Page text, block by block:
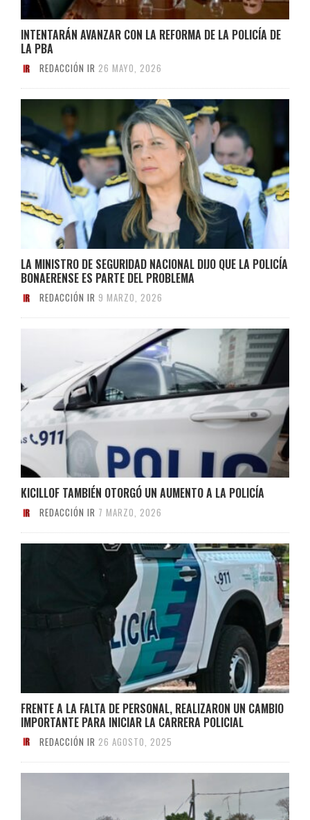
INTENTARÁN AVANZAR CON LA REFORMA DE LA POLICÍA DE
LA PBA
REDACCIÓN IR 26 MAYO, 2026
LA MINISTRO DE SEGURIDAD NACIONAL DIJO QUE LA POLICÍA
BONAERENSE ES PARTE DEL PROBLEMA
REDACCIÓN IR 9 MARZO, 2026
KICILLOF TAMBIÉN OTORGÓ UN AUMENTO A LA POLICÍA
REDACCIÓN IR 7 MARZO, 2026
FRENTE A LA FALTA DE PERSONAL, REALIZARON UN CAMBIO
IMPORTANTE PARA INICIAR LA CARRERA POLICIAL
REDACCIÓN IR 26 AGOSTO, 2025